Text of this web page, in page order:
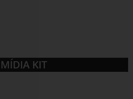
MÍDIA KIT